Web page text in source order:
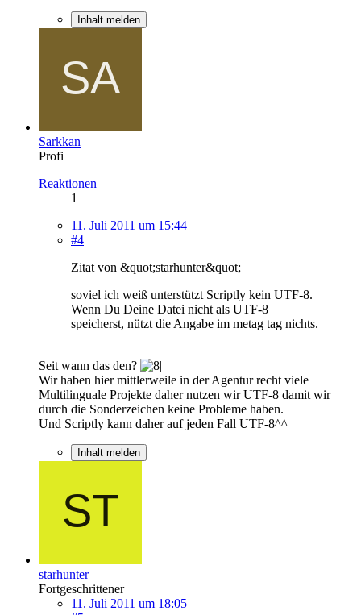
Inhalt melden
Sarkkan
Profi
Reaktionen
1
11. Juli 2011 um 15:44
#4
Zitat von &quot;starhunter&quot;
soviel ich weiß unterstützt Scriptly kein UTF-8.
Wenn Du Deine Datei nicht als UTF-8
speicherst, nützt die Angabe im metag tag nichts.
Seit wann das den?
Wir haben hier mittlerweile in der Agentur recht viele
Multilinguale Projekte daher nutzen wir UTF-8 damit wir
durch die Sonderzeichen keine Probleme haben.
Und Scriptly kann daher auf jeden Fall UTF-8^^
Inhalt melden
starhunter
Fortgeschrittener
11. Juli 2011 um 18:05